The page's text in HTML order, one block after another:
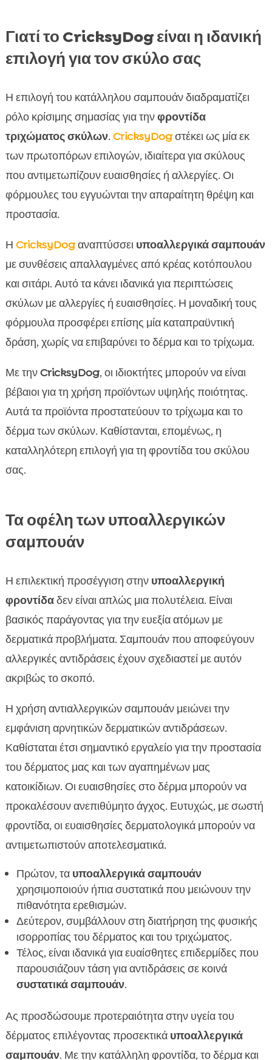
Γιατί το CricksyDog είναι η ιδανική
επιλογή για τον σκύλο σας
Η επιλογή του κατάλληλου σαμπουάν διαδραματίζει
ρόλο κρίσιμης σημασίας για τηνφροντίδα
τριχώματος σκύλων. CricksyDogστέκει ως μία εκ
των πρωτοπόρων επιλογών, ιδιαίτερα για σκύλους
που αντιμετωπίζουν ευαισθησίες ή αλλεργίες. Οι
φόρμουλες του εγγυώνται την απαραίτητη θρέψη και
προστασία.
Η CricksyDogαναπτύσσει υποαλλεργικά σαμπουάν
με συνθέσεις απαλλαγμένες από κρέας κοτόπουλου
και σιτάρι. Αυτό τα κάνει ιδανικά για περιπτώσεις
σκύλων με αλλεργίες ή ευαισθησίες. Η μοναδική τους
φόρμουλα προσφέρει επίσης μία καταπραϋντική
δράση, χωρίς να επιβαρύνει το δέρμα και το τρίχωμα.
Με τηνCricksyDog, οι ιδιοκτήτες μπορούν να είναι
βέβαιοι για τη χρήση προϊόντων υψηλής ποιότητας.
Αυτά τα προϊόντα προστατεύουν το τρίχωμα και το
δέρμα των σκύλων. Καθίστανται, επομένως, η
καταλληλότερη επιλογή για τη φροντίδα του σκύλου
σας.
Τα οφέλη των υποαλλεργικών
σαμπουάν
Η επιλεκτική προσέγγιση στην υποαλλεργική
φροντίδαδεν είναι απλώς μια πολυτέλεια. Είναι
βασικός παράγοντας για την ευεξία ατόμων με
δερματικά προβλήματα. Σαμπουάν που αποφεύγουν
αλλεργικές αντιδράσεις έχουν σχεδιαστεί με αυτόν
ακριβώς το σκοπό.
Η χρήση αντιαλλεργικών σαμπουάν μειώνει την
εμφάνιση αρνητικών δερματικών αντιδράσεων.
Καθίσταται έτσι σημαντικό εργαλείο για την προστασία
του δέρματος μας και των αγαπημένων μας
κατοικίδιων. Οι ευαισθησίες στο δέρμα μπορούν να
προκαλέσουν ανεπιθύμητο άγχος. Ευτυχώς, με σωστή
φροντίδα, οι ευαισθησίες δερματολογικά μπορούν να
αντιμετωπιστούν αποτελεσματικά.
Πρώτον, τα υποαλλεργικά σαμπουάν
χρησιμοποιούν ήπια συστατικά που μειώνουν την
πιθανότητα ερεθισμών.
Δεύτερον, συμβάλλουν στη διατήρηση της φυσικής
ισορροπίας του δέρματος και του τριχώματος.
Τέλος, είναι ιδανικά για ευαίσθητες επιδερμίδες που
παρουσιάζουν τάση για αντιδράσεις σε κοινά
συστατικά σαμπουάν.
Ας προσδώσουμε προτεραιότητα στην υγεία του
δέρματος επιλέγοντας προσεκτικά υποαλλεργικά
σαμπουάν. Με την κατάλληλη φροντίδα, το δέρμα και